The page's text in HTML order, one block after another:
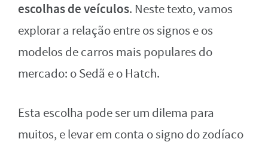
escolhas de veículos. Neste texto, vamos
explorar a relação entre os signos e os
modelos de carros mais populares do
mercado: o Sedã e o Hatch.
Esta escolha pode ser um dilema para
muitos, e levar em conta o signo do zodíaco